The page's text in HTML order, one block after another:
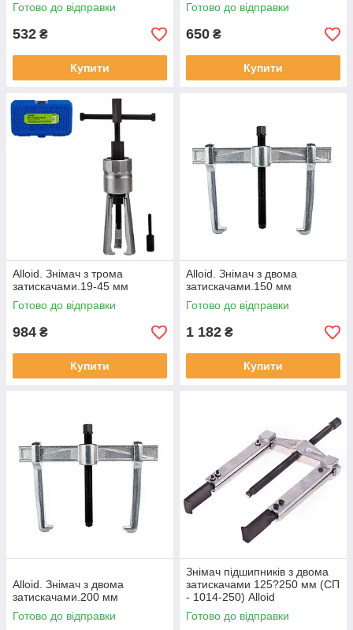
Готово до відправки
532 ₴
Купити
Готово до відправки
650 ₴
Купити
Alloid. Знімач з трома
затискачами.19-45 мм
Готово до відправки
984 ₴
Купити
Alloid. Знімач з двома
затискачами.150 мм
Готово до відправки
1 182 ₴
Купити
Alloid. Знімач з двома
затискачами.200 мм
Готово до відправки
Знімач підшипників з двома
затискачами 125?250 мм (СП
- 1014-250) Alloid
Готово до відправки